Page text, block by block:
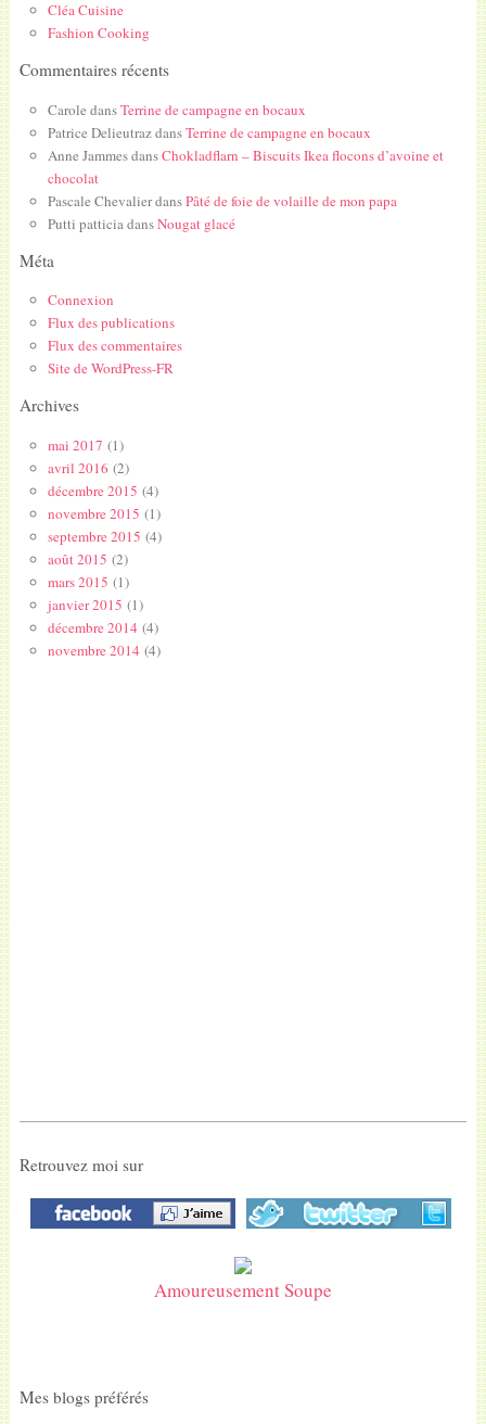
Cléa Cuisine
Fashion Cooking
Commentaires récents
Carole dansTerrine de campagne en bocaux
Patrice DelieutrazdansTerrine de campagne en bocaux
Anne JammesdansChokladflarn – Biscuits Ikea flocons d’avoine et
chocolat
Pascale ChevalierdansPâté de foie de volaille de mon papa
Putti patticiadansNougat glacé
Méta
Connexion
Flux des publications
Flux des commentaires
Site de WordPress-FR
Archives
mai 2017 (1)
avril 2016 (2)
décembre 2015 (4)
novembre 2015 (1)
septembre 2015 (4)
août 2015 (2)
mars 2015 (1)
janvier 2015 (1)
décembre 2014(4)
novembre 2014(4)
Retrouvez moi sur
Amoureusement Soupe
Mes blogs préférés